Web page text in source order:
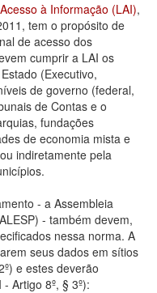
à Informação (LAI),
tem o propósito de
de acesso dos
cumprir a LAI os
(Executivo,
de governo (federal,
de Contas e o
fundações
de economia mista e
indiretamente pela
- a Assembleia
- também devem,
nessa norma. A
seus dados em sítios
e estes deverão
Artigo 8º, § 3º):